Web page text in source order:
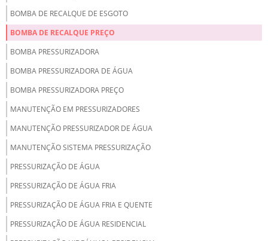
BOMBA DE RECALQUE DE ESGOTO
BOMBA DE RECALQUE PREÇO
BOMBA PRESSURIZADORA
BOMBA PRESSURIZADORA DE ÁGUA
BOMBA PRESSURIZADORA PREÇO
MANUTENÇÃO EM PRESSURIZADORES
MANUTENÇÃO PRESSURIZADOR DE ÁGUA
MANUTENÇÃO SISTEMA PRESSURIZAÇÃO
PRESSURIZAÇÃO DE ÁGUA
PRESSURIZAÇÃO DE ÁGUA FRIA
PRESSURIZAÇÃO DE ÁGUA FRIA E QUENTE
PRESSURIZAÇÃO DE ÁGUA RESIDENCIAL